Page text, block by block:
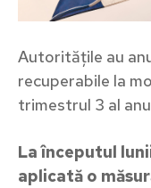
Autoritățile au
recuperabile la
trimestrul 3 al
La începutul
aplicată o